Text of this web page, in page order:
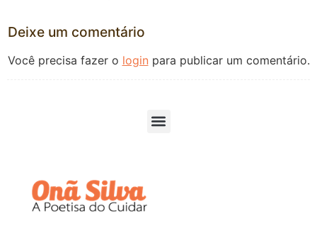
Deixe um comentário
Você precisa fazer o login para publicar um comentário.